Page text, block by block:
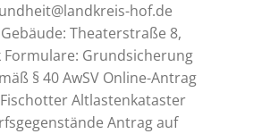
hof.de
Theaterstraße 8,
Formulare: Grundsicherung
§ 40 AwSV Online-Antrag
Altlastenkataster
Antrag auf